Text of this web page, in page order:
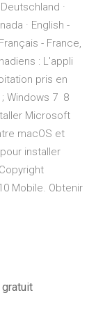
·
· English -
- France,
: L'appli
pris en
Windows 7 8
Microsoft
macOS et
installer
Mobile. Obtenir